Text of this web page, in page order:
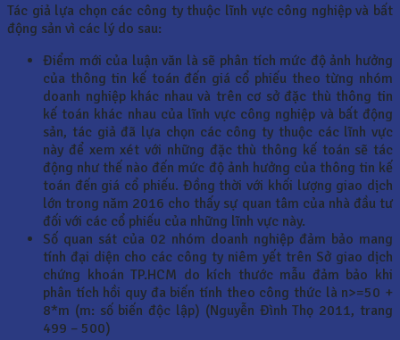
Tác giả lựa chọn các công ty thuộc lĩnh vực công nghiệp và bất
động sản vì các lý do sau:
Điểm mới của luận văn là sẽ phân tích mức độ ảnh hưởng
của thông tin kế toán đến giá cổ phiếu theo từng nhóm
doanh nghiệp khác nhau và trên cơ sở đặc thù thông tin
kế toán khác nhau của lĩnh vực công nghiệp và bất động
sản, tác giả đã lựa chọn các công ty thuộc các lĩnh vực
này để xem xét với những đặc thù thông kế toán sẽ tác
động như thế nào đến mức độ ảnh hưởng của thông tin kế
toán đến giá cổ phiếu. Đồng thời với khối lượng giao dịch
lớn trong năm 2016 cho thấy sự quan tâm của nhà đầu tư
đối với các cổ phiếu của những lĩnh vực này.
Số quan sát của 02 nhóm doanh nghiệp đảm bảo mang
tính đại diện cho các công ty niêm yết trên Sở giao dịch
chứng khoán TP.HCM do kích thước mẫu đảm bảo khi
phân tích hồi quy đa biến tính theo công thức là n>=50 +
8*m (m: số biến độc lập) (Nguyễn Đình Thọ 2011, trang
499 – 500)